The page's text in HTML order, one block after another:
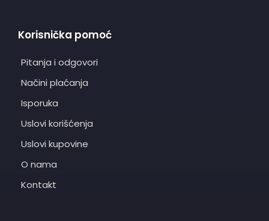
Korisnička pomoć
Pitanja i odgovori
Načini plaćanja
Isporuka
Uslovi korišćenja
Uslovi kupovine
O nama
Kontakt